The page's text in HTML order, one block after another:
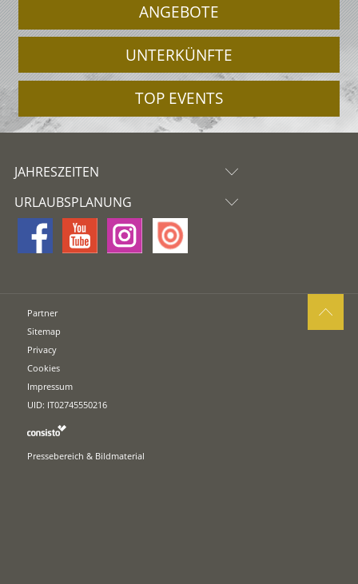
ANGEBOTE
UNTERKÜNFTE
TOP EVENTS
JAHRESZEITEN
URLAUBSPLANUNG
Partner
Sitemap
Privacy
Cookies
Impressum
UID: IT02745550216
Pressebereich & Bildmaterial